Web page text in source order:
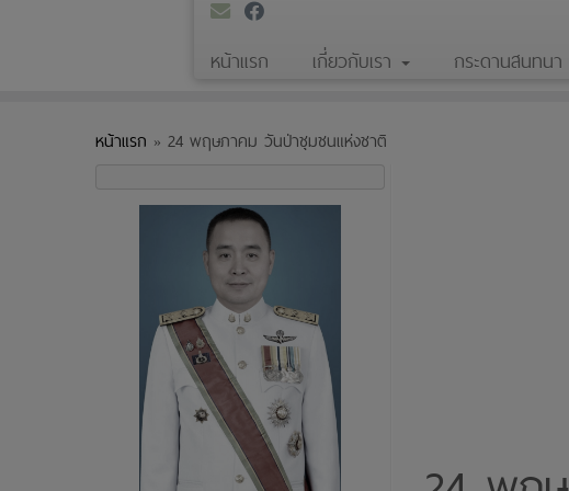
หน้าแรก เกี่ยวกับเรา กระดานสนทนา
หน้าแรก » 24 พฤษภาคม วันป่าชุมชนแห่งชาติ